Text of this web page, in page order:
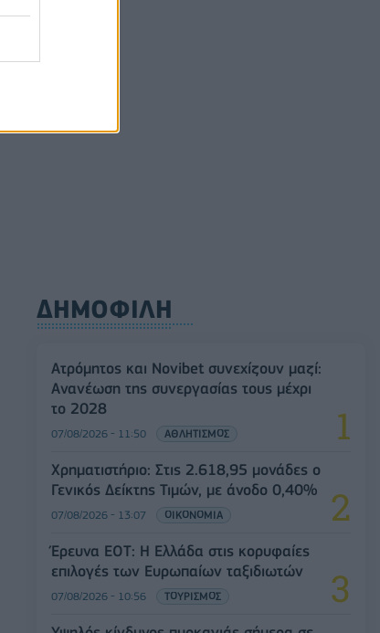
ΔΗΜΟΦΙΛΗ
Ατρόμητος και Novibet συνεχίζουν μαζί:
Ανανέωση της συνεργασίας τους μέχρι
το 2028
07/08/2026 - 11:50 ΑΘΛΗΤΙΣΜΟΣ
Χρηματιστήριο: Στις 2.618,95 μονάδες ο
Γενικός Δείκτης Τιμών, με άνοδο 0,40%
07/08/2026 - 13:07 ΟΙΚΟΝΟΜΙΑ
Έρευνα ΕΟΤ: Η Ελλάδα στις κορυφαίες
επιλογές των Ευρωπαίων ταξιδιωτών
07/08/2026 - 10:56 ΤΟΥΡΙΣΜΟΣ